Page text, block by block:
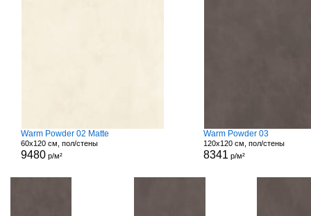
Warm Powder 02 Matte
60x120 см, пол/стены
9480 р/м²
Warm Powder 03
120x120 см, пол/стены
8341 р/м²